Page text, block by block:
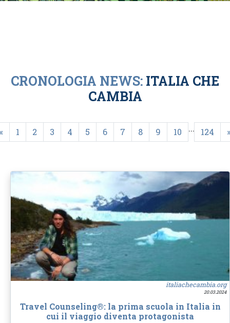
CRONOLOGIA NEWS: ITALIA CHE
CAMBIA
« 1 2 3 4 5 6 7 8 9 10 ... 124 »
italiachecambia.org
20.03.2024
Travel Counseling®: la prima scuola in Italia in
cui il viaggio diventa protagonista